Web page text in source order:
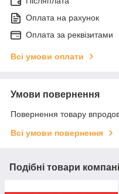
Оплата на рахунок
Оплата за реквізитами
Всі умови оплати
Умови повернення
Повернення товару
Всі умови повернення
Подібні товари